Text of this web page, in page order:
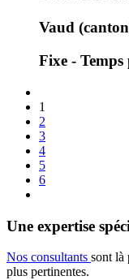
Vaud
Fixe - Temps
1
2
3
4
5
6
Une expertise
Nos consultants sont là
plus pertinentes.